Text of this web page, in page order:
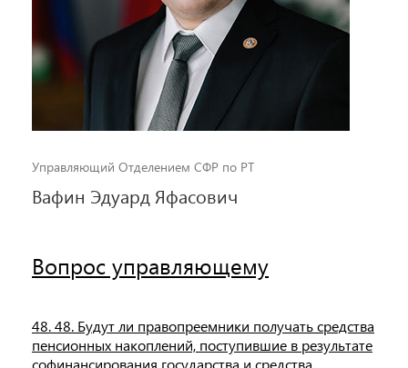
Управляющий Отделением СФР по РТ
Вафин Эдуард Яфасович
Вопрос управляющему
48. 48. Будут ли правопреемники получать средства
пенсионных накоплений, поступившие в результате
софинансирования государства и средства,